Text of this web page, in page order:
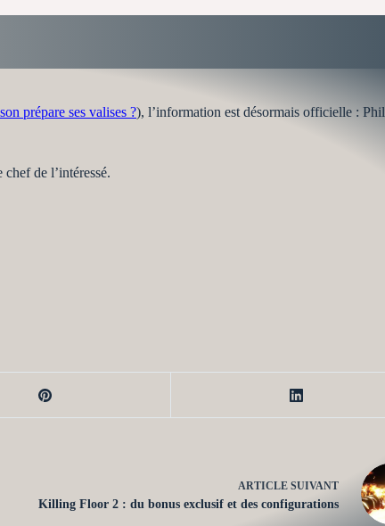
prépare ses valises ?), l’information est désormais officielle : Phil
de l’intéressé.
ARTICLESUIVANT
Killing Floor 2 : du bonus exclusif et des configurations